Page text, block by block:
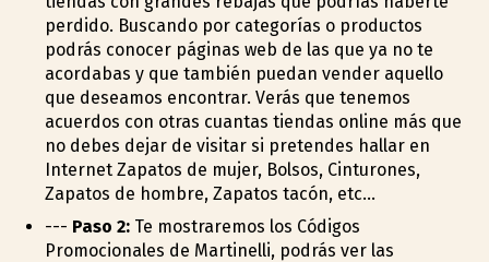
perdido. Buscando por categorías o productos
podrás conocer páginas web de las que ya no te
acordabas y que también puedan vender aquello
que deseamos encontrar. Verás que tenemos
acuerdos con otras cuantas tiendas online más que
no debes dejar de visitar si pretendes hallar en
Internet Zapatos de mujer, Bolsos, Cinturones,
Zapatos de hombre, Zapatos tacón, etc...
--- Paso 2:Te mostraremos los Códigos
Promocionales de Martinelli, podrás ver las